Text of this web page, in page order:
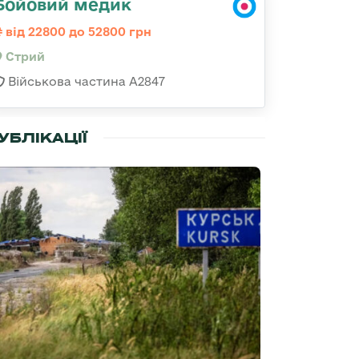
медик
від 22800 до 52800 грн
Стрий
Військова частина А2847